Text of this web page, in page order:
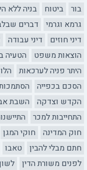
בור
ביטוח בניה ללא
גרמא וגרמי
דברים
דיני חוזים
דיני עבודה
הוצאות משפט
הטעיה
היתר פניה לערכאות
הסכם בכפייה
הקדש וצדקה
השבת
התחייבות למכר
חוק המדינה
חוקי המגן
חתם מבלי להבין
טאבו
לפנים משורת הדין